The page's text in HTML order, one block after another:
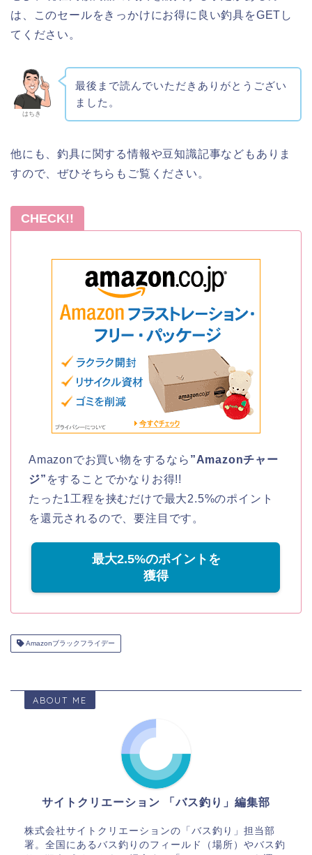
は、このセールをきっかけにお得に良い釣具をGETし
てください。
はちき
最後まで読んでいただきありがとうござい
ました。
他にも、釣具に関する情報や豆知識記事などもありま
すので、ぜひそちらもご覧ください。
CHECK!!
Amazonでお買い物をするなら ”Amazonチャー
ジ” をすることでかなりお得!!
たった1工程を挟むだけで最大2.5%のポイント
を還元されるので、要注目です。
最大2.5%のポイントを
獲得
Amazonブラックフライデー
ABOUT ME
サイトクリエーション 「バス釣り」編集部
株式会社サイトクリエーションの「バス釣り」担当部
署。全国にあるバス釣りのフィールド（場所）やバス釣